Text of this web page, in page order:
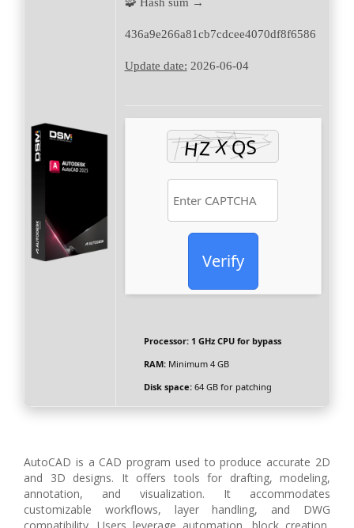
436a9e266a81cb7cdcee4070df8f6586
Update date: 2026-06-04
Verify
Processor:1 GHz CPU for bypass
RAM:Minimum 4 GB
Disk space:64 GB for patching
AutoCAD is a CAD program used to produce accurate 2D
and 3D designs. It offers tools for drafting, modeling,
annotation, and visualization. It accommodates
customizable workflows, layer handling, and DWG